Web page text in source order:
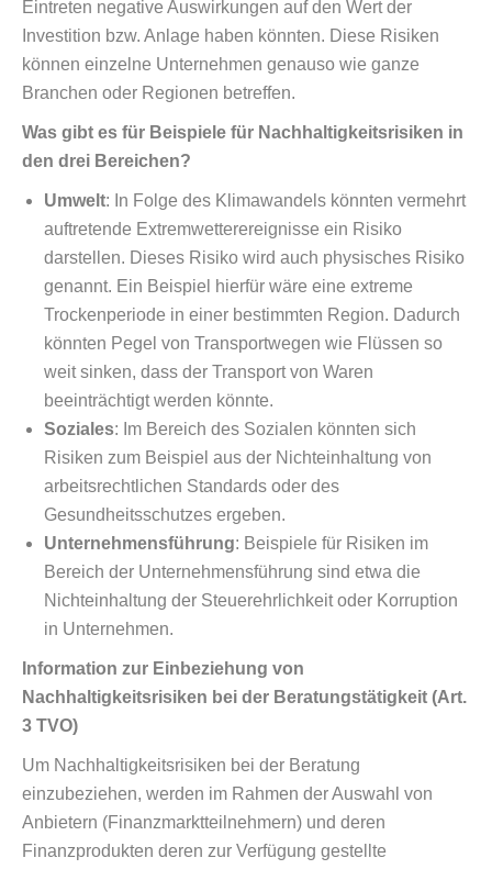
Eintreten negative Auswirkungen auf den Wert der
Investition bzw. Anlage haben könnten. Diese Risiken
können einzelne Unternehmen genauso wie ganze
Branchen oder Regionen betreffen.
Was gibt es für Beispiele für Nachhaltigkeitsrisiken in
den drei Bereichen?
Umwelt: In Folge des Klimawandels könnten vermehrt
auftretende Extremwetterereignisse ein Risiko
darstellen. Dieses Risiko wird auch physisches Risiko
genannt. Ein Beispiel hierfür wäre eine extreme
Trockenperiode in einer bestimmten Region. Dadurch
könnten Pegel von Transportwegen wie Flüssen so
weit sinken, dass der Transport von Waren
beeinträchtigt werden könnte.
Soziales: Im Bereich des Sozialen könnten sich
Risiken zum Beispiel aus der Nichteinhaltung von
arbeitsrechtlichen Standards oder des
Gesundheitsschutzes ergeben.
Unternehmensführung: Beispiele für Risiken im
Bereich der Unternehmensführung sind etwa die
Nichteinhaltung der Steuerehrlichkeit oder Korruption
in Unternehmen.
Information zur Einbeziehung von
Nachhaltigkeitsrisiken bei der Beratungstätigkeit (Art.
3 TVO)
Um Nachhaltigkeitsrisiken bei der Beratung
einzubeziehen, werden im Rahmen der Auswahl von
Anbietern (Finanzmarktteilnehmern) und deren
Finanzprodukten deren zur Verfügung gestellte